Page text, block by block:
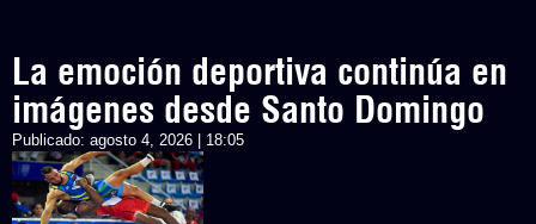
La emoción deportiva continúa en
imágenes desde Santo Domingo
Publicado: agosto 4, 2026 | 18:05